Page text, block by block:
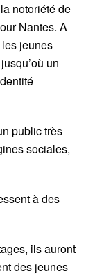
notoriété de
Nantes. A
jeunes
un
public très
sociales,
à des
ils auront
des jeunes